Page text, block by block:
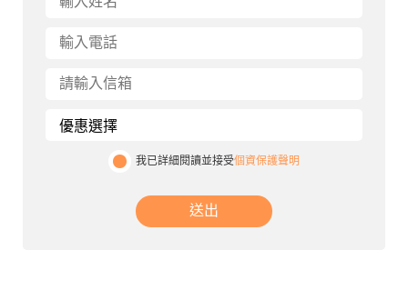
我已詳細閱讀並接受個資保護聲明
送出